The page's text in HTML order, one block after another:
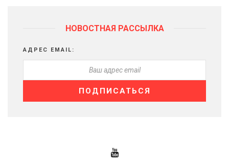
НОВОСТНАЯ РАССЫЛКА
АДРЕС EMAIL: